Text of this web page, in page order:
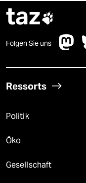
taz
Folgen Sie uns
Ressorts
Politik
Öko
Gesellschaft